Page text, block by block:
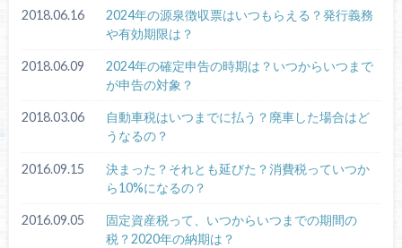
2018.06.16
2024年の源泉徴収票はいつもらえる？発行義務
や有効期限は？
2018.06.09
2024年の確定申告の時期は？いつからいつまで
が申告の対象？
2018.03.06
自動車税はいつまでに払う？廃車した場合はど
うなるの？
2016.09.15
決まった？それとも延びた？消費税っていつか
ら10%になるの？
2016.09.05
固定資産税って、いつからいつまでの期間の
税？2020年の納期は？